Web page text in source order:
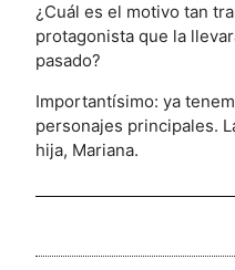
¿Cuál es el motivo tan
protagonista que la
pasado?
Importantísimo: ya
personajes principales.
hija, Mariana.